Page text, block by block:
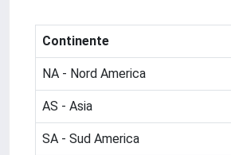
Continente
NA - Nord America
AS - Asia
SA - Sud America